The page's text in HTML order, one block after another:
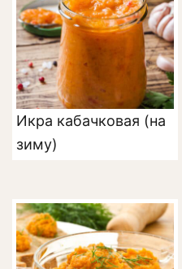
Икра кабачковая (на
зиму)